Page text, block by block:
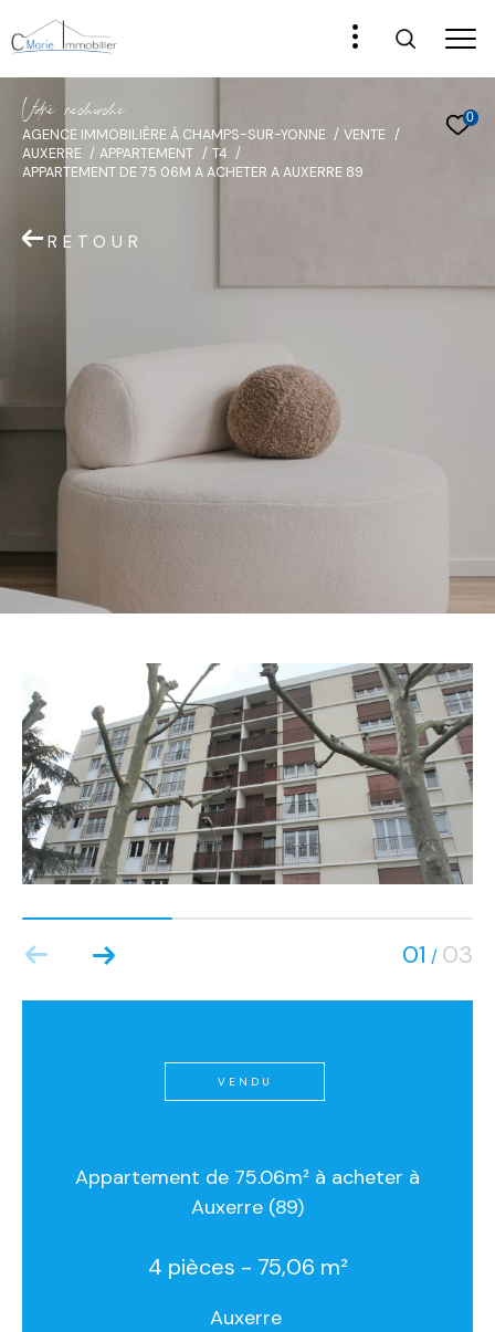
0
Vore recece
AGENCE IMMOBILIÈRE À CHAMPS-SUR-YONNE
VENTE
AUXERRE
APPARTEMENT
T4
APPARTEMENT DE 75 06M A ACHETER A AUXERRE 89
RETOUR
01 / 03
VENDU
Appartement de 75.06m² à acheter à
Auxerre (89)
4 pièces - 75,06 m²
Auxerre